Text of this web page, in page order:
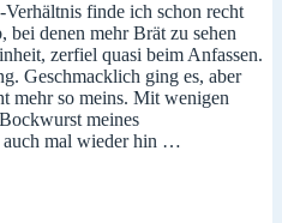
finde ich schon recht
bei denen mehr Brät zu sehen
zerfiel quasi beim Anfassen.
Geschmacklich ging es, aber
mehr so meins. Mit wenigen
meines
auch mal wieder hin …